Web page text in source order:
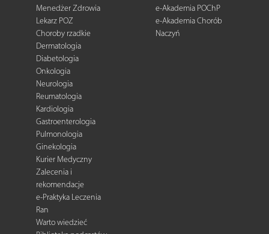
Menedżer Zdrowia
Lekarz POZ
Choroby rzadkie
Dermatologia
Diabetologia
Onkologia
Neurologia
Reumatologia
Kardiologia
Gastroenterologia
Pulmonologia
Ginekologia
Kurier Medyczny
Zalecenia i
rekomendacje
e-Praktyka Leczenia
Ran
Warto wiedzieć
e-Akademia POChP
e-Akademia Chorób
Naczyń